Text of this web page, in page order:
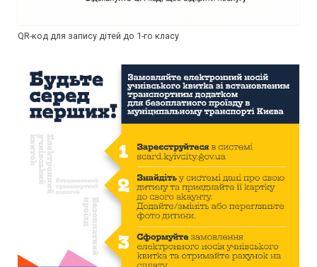
QR-код для запису дітей до 1-го класу